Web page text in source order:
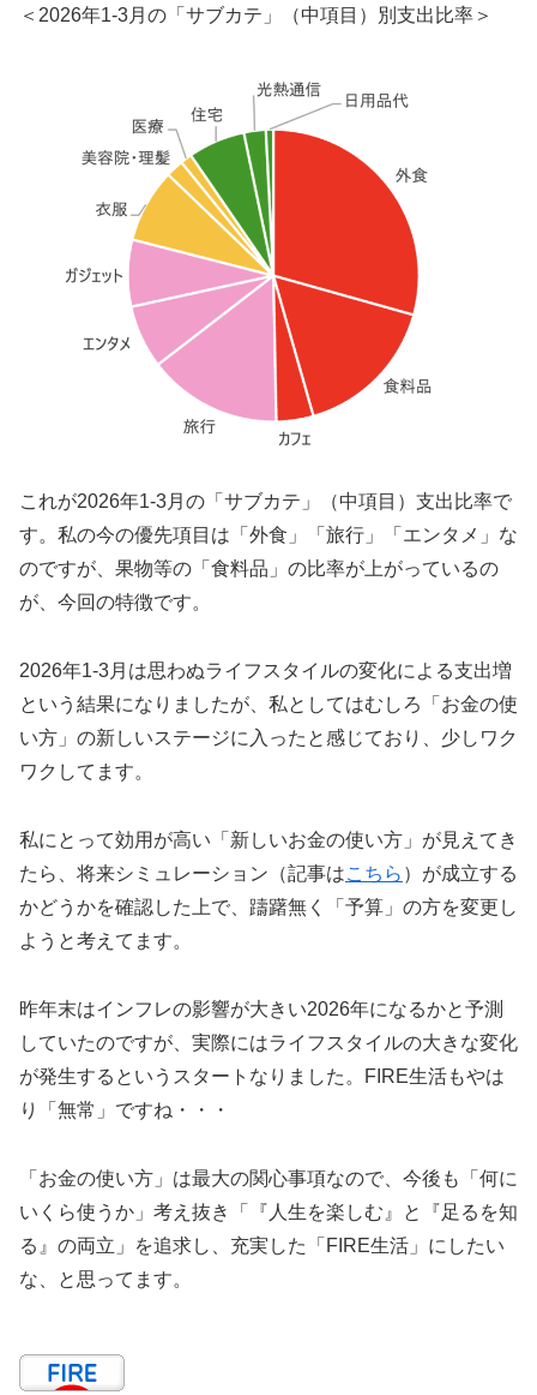
＜2026年1-3月の「サブカテ」（中項目）別支出比率＞
これが2026年1-3月の「サブカテ」（中項目）支出比率で
す。私の今の優先項目は「外食」「旅行」「エンタメ」な
のですが、果物等の「食料品」の比率が上がっているの
が、今回の特徴です。
2026年1-3月は思わぬライフスタイルの変化による支出増
という結果になりましたが、私としてはむしろ「お金の使
い方」の新しいステージに入ったと感じており、少しワク
ワクしてます。
私にとって効用が高い「新しいお金の使い方」が見えてき
たら、将来シミュレーション（記事はこちら ）が成立する
かどうかを確認した上で、躊躇無く「予算」の方を変更し
ようと考えてます。
昨年末はインフレの影響が大きい2026年になるかと予測
していたのですが、実際にはライフスタイルの大きな変化
が発生するというスタートなりました。FIRE生活もやは
り「無常」ですね・・・
「お金の使い方」は最大の関心事項なので、今後も「何に
いくら使うか」考え抜き「『人生を楽しむ』と『足るを知
る』の両立」を追求し、充実した「FIRE生活」にしたい
な、と思ってます。